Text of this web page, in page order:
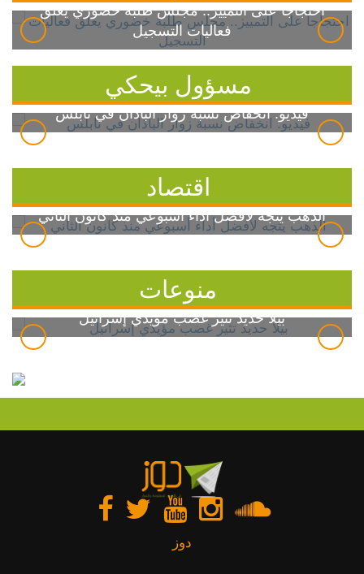
احتجاجاً على التمييز.. مجلس طلبة خضوري يعلق
فعاليات التسجيل
مسؤول بيحكي
فيديو: انخفاض نسبة زوار الباذان في نابلس
اقتصاد
الذهب يتجه لأفضل أداء أسبوعي منذ كانون الثاني
منوعات
بيلا حديد تثير غضب مؤيدي إسرائيل
دوز